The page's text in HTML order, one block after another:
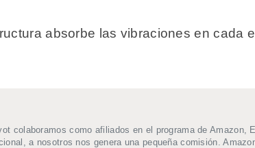
absorbe las vibraciones en cada
colaboramos como afiliados en el programa de
a nosotros nos genera una pequeña comisión.